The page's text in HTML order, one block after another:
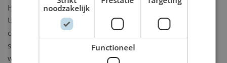
Hoofd in de Maashaven ligt.
Uit deze opdrachten mag men
concluderen dat Nel Klaassen
succesvol was, maar niet dat haar
werk altijd makkelijk toegankelijk is.
noodzakelijk
Functioneel